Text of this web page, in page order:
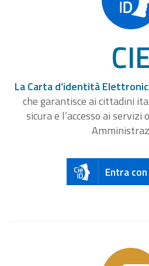
La Carta d’identità
che garantisce ai cittadini
sicura e l’accesso ai
Entra con